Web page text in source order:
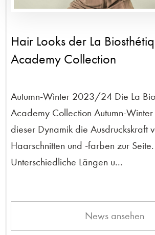
Hair Looks der La
Academy Collection
Autumn-Winter 2023/24 Die La
Academy Collection Autumn-
dieser Dynamik die Ausdruckskraft
Haarschnitten und -farben zur Seite.
Unterschiedliche Längen u...
News ansehen